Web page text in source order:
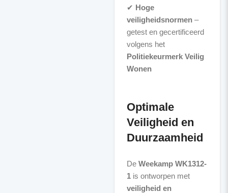
✔ Hoge
veiligheidsnormen–
getest en gecertificeerd
volgens het
Politiekeurmerk Veilig
Wonen
Optimale
Veiligheid en
Duurzaamheid
De Weekamp WK1312-
1is ontworpen met
veiligheid en